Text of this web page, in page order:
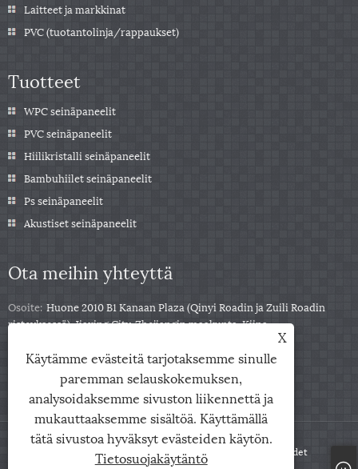
Laitteet ja markkinat
PVC (tuotantolinja/rappaukset)
Tuotteet
WPC seinäpaneelit
PVC seinäpaneelit
Hiilikristalli seinäpaneelit
Bambuhiilet seinäpaneelit
Ps seinäpaneelit
Akustiset seinäpaneelit
Ota meihin yhteyttä
Osoite: Huone 2010 B1 Kanaan Plaza (Qinyi Roadin ja Zuili Roadin
risteyksessä), Jiaxing City, Zhejiangin maakunta, Kiina
Sähköposti:
info@zjarris.com
Copyright © 2025 Zhejiang Arris IMP & EXP Co., Ltd. Kaikki oikeudet
X
Käytämme evästeitä tarjotaksemme sinulle
paremman selauskokemuksen,
analysoidaksemme sivuston liikennettä ja
mukauttaaksemme sisältöä. Käyttämällä
tätä sivustoa hyväksyt evästeiden käytön.
Tietosuojakäytäntö